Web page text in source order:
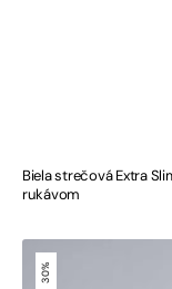
Biela strečová Extra
rukávom
polokošeľa
30%